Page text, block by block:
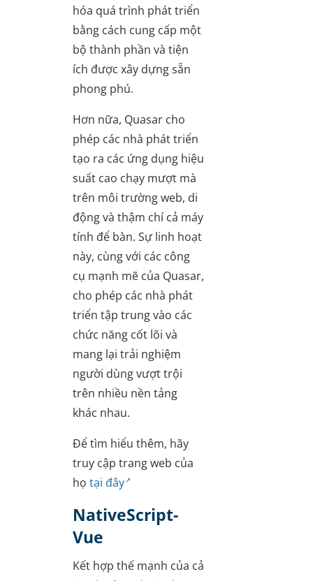
hóa quá trình phát triển
bằng cách cung cấp một
bộ thành phần và tiện
ích được xây dựng sẵn
phong phú.
Hơn nữa, Quasar cho
phép các nhà phát triển
tạo ra các ứng dụng hiệu
suất cao chạy mượt mà
trên môi trường web, di
động và thậm chí cả máy
tính để bàn. Sự linh hoạt
này, cùng với các công
cụ mạnh mẽ của Quasar,
cho phép các nhà phát
triển tập trung vào các
chức năng cốt lõi và
mang lại trải nghiệm
người dùng vượt trội
trên nhiều nền tảng
khác nhau.
Để tìm hiểu thêm, hãy
truy cập trang web của
họ tại đây
NativeScript-
Vue
Kết hợp thế mạnh của cả